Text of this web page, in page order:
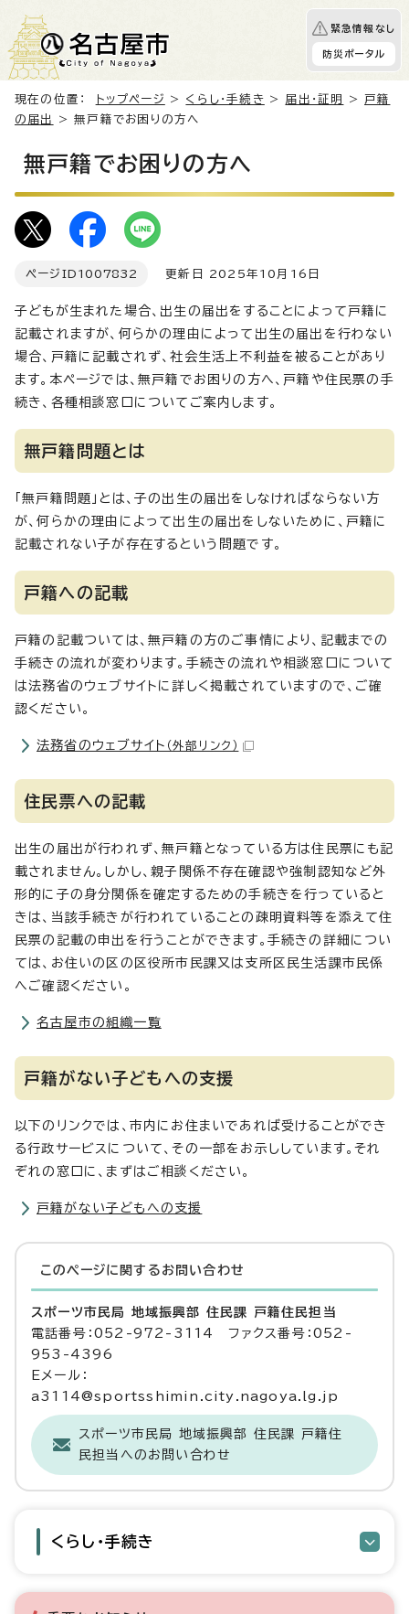
緊急情報なし
防災ポータル
現在の位置： トップページ > くらし・手続き > 届出・証明 >戸籍
の届出
> 無戸籍でお困りの方へ
無戸籍でお困りの方へ
ページID 1007832 更新日 2025年10月16日
子どもが生まれた場合、出生の届出をすることによって戸籍に
記載されますが、何らかの理由によって出生の届出を行わない
場合、戸籍に記載されず、社会生活上不利益を被ることがあり
ます。本ページでは、無戸籍でお困りの方へ、戸籍や住民票の手
続き、各種相談窓口についてご案内します。
無戸籍問題とは
「無戸籍問題」とは、子の出生の届出をしなければならない方
が、何らかの理由によって出生の届出をしないために、戸籍に
記載されない子が存在するという問題です。
戸籍への記載
戸籍の記載ついては、無戸籍の方のご事情により、記載までの
手続きの流れが変わります。手続きの流れや相談窓口について
は法務省のウェブサイトに詳しく掲載されていますので、ご確
認ください。
法務省のウェブサイト （外部リンク）
住民票への記載
出生の届出が行われず、無戸籍となっている方は住民票にも記
載されません。しかし、親子関係不存在確認や強制認知など外
形的に子の身分関係を確定するための手続きを行っていると
きは、当該手続きが行われていることの疎明資料等を添えて住
民票の記載の申出を行うことができます。手続きの詳細につい
ては、お住いの区の区役所市民課又は支所区民生活課市民係
へご確認ください。
名古屋市の組織一覧
戸籍がない子どもへの支援
以下のリンクでは、市内にお住まいであれば受けることができ
る行政サービスについて、その一部をお示ししています。それ
ぞれの窓口に、まずはご相談ください。
戸籍がない子どもへの支援
このページに関する お問い合わせ
スポーツ市民局 地域振興部 住民課 戸籍住民担当
電話番号：052-972-3114 ファクス番号：052-
953-4396
Eメール：
a3114@sportsshimin.city.nagoya.lg.jp
スポーツ市民局 地域振興部 住民課 戸籍住
民担当へのお問い合わせ
くらし・手続き